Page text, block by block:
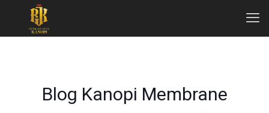
Blog Kanopi Membrane